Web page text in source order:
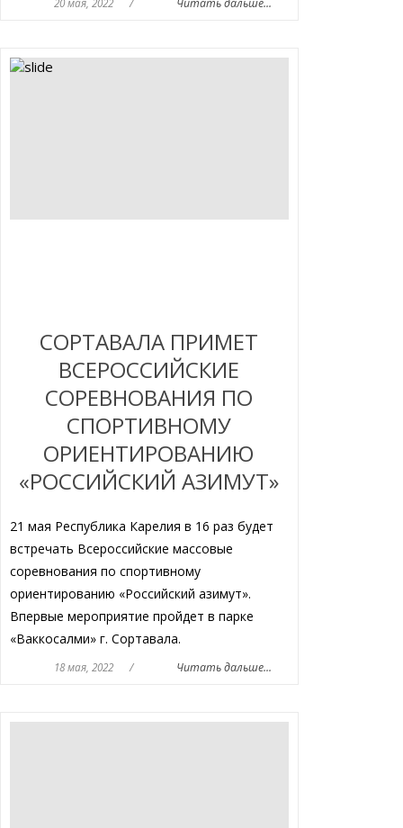
/ Читать дальше...
СОРТАВАЛА ПРИМЕТ
ВСЕРОССИЙСКИЕ
СОРЕВНОВАНИЯ ПО
СПОРТИВНОМУ
ОРИЕНТИРОВАНИЮ
«РОССИЙСКИЙ АЗИМУТ»
21 мая Республика Карелия в 16 раз будет
встречать Всероссийские массовые
соревнования по спортивному
ориентированию «Российский азимут».
Впервые мероприятие пройдет в парке
«Ваккосалми» г. Сортавала.
18 мая, 2022 / Читать дальше...